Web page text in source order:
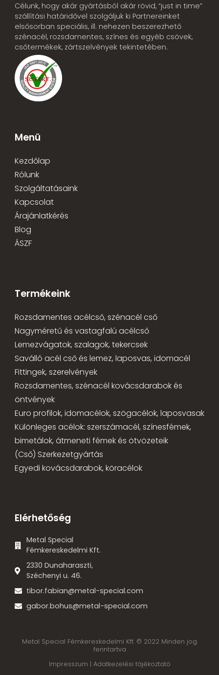
Célunk, hogy akár gyártásból akár rövid, “just in time”
szállítási határidővel szolgáljuk ki Partnereinket
elsősorban speciális, ill. nehezen beszerezhető
szénacél, rozsdamentes, színes és egyéb csövek,
csőtermékek, zártszelvények tekintetében.
Menü
Kezdőlap
Rólunk
Szolgáltatásaink
Kapcsolat
Árajánlatkérés
Blog
ÁSZF
Termékeink
Rozsdamentes acélcső, szénacél cső
Nagyméretű és vastagfalú acélcső
Lemezvágatok, szalagok, tekercsek
Saválló acél cső és lemez, laposvas, idomacél
Fittingek, szerelvények
Rozsdamentes, szénacél kovácsdarabok és
öntvények
Euro profilok, idomacélok, szögacélok, laposvasak
Különleges acélok: szerszámacél, színesfémek,
bimetálok, átmeneti fémek és ötvözeteik
(Cső) Szerkezetgyártás
Egyedi kovácsdarabok, köracélok
Elérhetőség
Metal Special
Fémkereskedelmi Kft.
2330 Dunaharaszti,
Széchenyi u. 46.
tibor.fabian@metal-special.com
gabor.bohus@metal-special.com
Metal Special Fémkereskedelmi Kft. © 2022 Minden jog
fenntartva
Impresszum | Adatkezelési tájékoztató